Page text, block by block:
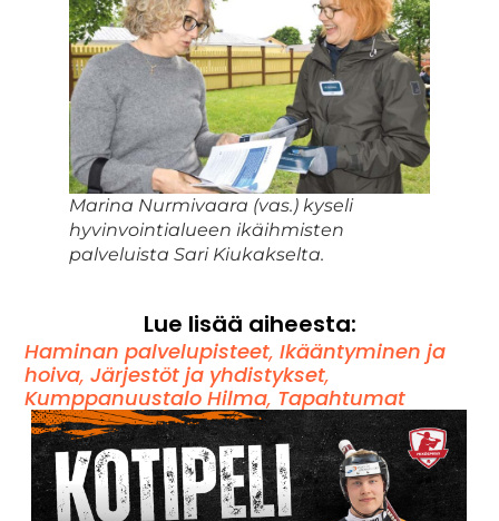
Marina Nurmivaara (vas.) kyseli
hyvinvointialueen ikäihmisten
palveluista Sari Kiukakselta.
Lue lisää aiheesta:
Haminan palvelupisteet,Ikääntyminen ja
hoiva,Järjestöt ja yhdistykset,
Kumppanuustalo Hilma, Tapahtumat